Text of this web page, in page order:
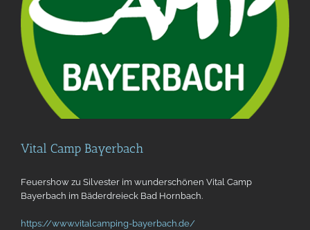
Vital Camp Bayerbach
Feuershow zu Silvester im wunderschönen Vital Camp
Bayerbach im Bäderdreieck Bad Hornbach.
https://www.vitalcamping-bayerbach.de/